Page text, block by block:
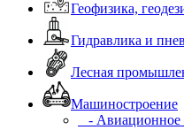
Геофизика,
Гидравлика и
Лесная
Машиностроение
- Авиационное